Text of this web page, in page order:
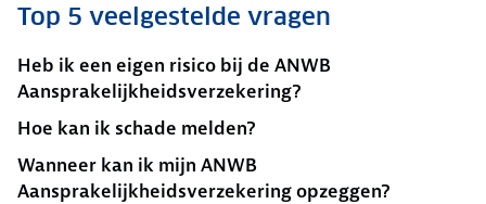
Top 5 veelgestelde vragen
Heb ik een eigen risico bij de ANWB
Aansprakelijkheidsverzekering?
Hoe kan ik schade melden?
Wanneer kan ik mijn ANWB
Aansprakelijkheidsverzekering opzeggen?